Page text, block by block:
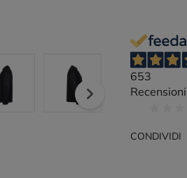
653
Recensioni
CONDIVIDI